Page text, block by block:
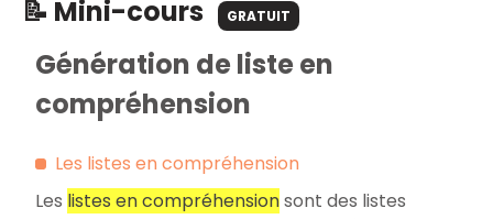
📝 Mini-cours GRATUIT
Génération de liste en
compréhension
Les listes en compréhension
Les listes en compréhensionsont des listes